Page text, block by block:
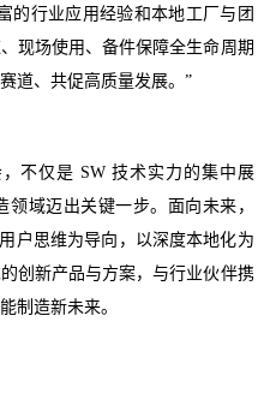
的行业应用经验和本地工厂与团
现场使用、备件保障全生命周期
道、共促高质量发展。”
不仅是 SW 技术实力的集中展
域迈出关键一步。面向未来，
户思维为导向，以深度本地化为
创新产品与方案，与行业伙伴携
制造新未来。